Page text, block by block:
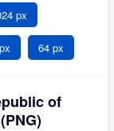
px
64 px
of